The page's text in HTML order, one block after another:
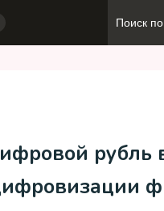
рубль